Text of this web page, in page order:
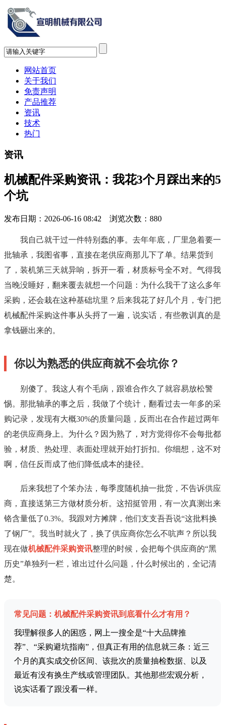
网站首页
关于我们
免责声明
产品推荐
资讯
技术
热门
资讯
机械配件采购资讯：我花3个月踩出来的5
个坑
发布日期：2026-06-16 08:42 浏览次数： 880
我自己就干过一件特别蠢的事。去年年底，厂里急着要一
批轴承，我图省事，直接在老供应商那儿下了单。结果货到
了，装机第三天就异响，拆开一看，材质标号全不对。气得我
当晚没睡好，翻来覆去就想一个问题：为什么我干了这么多年
采购，还会栽在这种基础坑里？后来我花了好几个月，专门把
机械配件采购这件事从头捋了一遍，说实话，有些教训真的是
拿钱砸出来的。
你以为熟悉的供应商就不会坑你？
别傻了。我这人有个毛病，跟谁合作久了就容易放松警
惕。那批轴承的事之后，我做了个统计，翻看过去一年多的采
购记录，发现有大概30%的质量问题，反而出在合作超过两年
的老供应商身上。为什么？因为熟了，对方觉得你不会每批都
验，材质、热处理、表面处理就开始打折扣。你细想，这不对
啊，信任反而成了他们降低成本的捷径。
后来我想了个笨办法，每季度随机抽一批货，不告诉供应
商，直接送第三方做材质分析。这招挺管用，有一次真测出来
铬含量低了0.3%。我跟对方摊牌，他们支支吾吾说“这批料换
了钢厂”。我当时就火了，换了供应商你怎么不吭声？所以我
现在做机械配件采购资讯整理的时候，会把每个供应商的“黑
历史”单独列一栏，谁出过什么问题，什么时候出的，全记清
楚。
常见问题：机械配件采购资讯到底看什么才有用？
我理解很多人的困惑，网上一搜全是“十大品牌推
荐”、“采购避坑指南”，但真正有用的信息就三条：近三
个月的真实成交价区间、该批次的质量抽检数据、以及
最近有没有换生产线或管理团队。其他那些宏观分析，
说实话看了跟没看一样。